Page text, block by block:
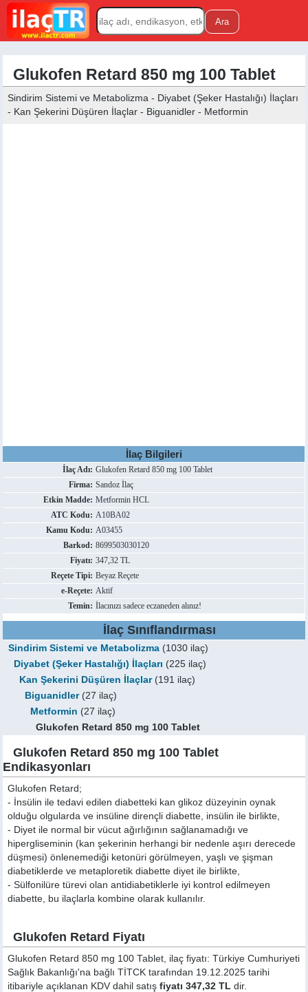
Glukofen Retard 850 mg 100 Tablet
Sindirim Sistemi ve Metabolizma - Diyabet (Şeker Hastalığı) İlaçları
- Kan Şekerini Düşüren İlaçlar - Biguanidler - Metformin
İlaç Bilgileri
İlaç Adı: Glukofen Retard 850 mg 100 Tablet
Firma: Sandoz İlaç
Etkin Madde: Metformin HCL
ATC Kodu: A10BA02
Kamu Kodu: A03455
Barkod: 8699503030120
Fiyatı: 347,32 TL
Reçete Tipi: Beyaz Reçete
e-Reçete: Aktif
Temin: İlacınızı sadece eczaneden alınız!
İlaç Sınıflandırması
Sindirim Sistemi ve Metabolizma (1030 ilaç)
Diyabet (Şeker Hastalığı) İlaçları (225 ilaç)
Kan Şekerini Düşüren İlaçlar(191 ilaç)
Biguanidler(27 ilaç)
Metformin (27 ilaç)
Glukofen Retard 850 mg 100 Tablet
Glukofen Retard 850 mg 100 Tablet
Endikasyonları
Glukofen Retard;
- İnsülin ile tedavi edilen diabetteki kan glikoz düzeyinin oynak
olduğu olgularda ve insüline dirençli diabette, insülin ile birlikte,
- Diyet ile normal bir vücut ağırlığının sağlanamadığı ve
hipergliseminin (kan şekerinin herhangi bir nedenle aşırı derecede
düşmesi) önlenemediği ketonüri görülmeyen, yaşlı ve şişman
diabetiklerde ve metaploretik diabette diyet ile birlikte,
- Sülfonilüre türevi olan antidiabetiklerle iyi kontrol edilmeyen
diabette, bu ilaçlarla kombine olarak kullanılır.
Glukofen Retard Fiyatı
Glukofen Retard 850 mg 100 Tablet, ilaç fiyatı: Türkiye Cumhuriyeti
Sağlık Bakanlığı'na bağlı TİTCK tarafından 19.12.2025 tarihi
itibariyle açıklanan KDV dahil satışfiyatı 347,32 TL dir.